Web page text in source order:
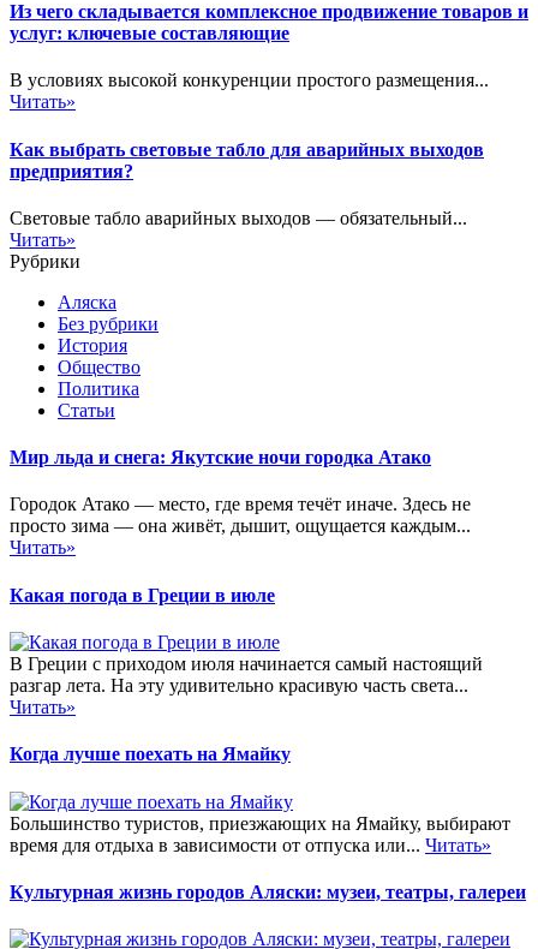
Из чего складывается комплексное продвижение товаров и
услуг: ключевые составляющие
В условиях высокой конкуренции простого размещения...
Читать»
Как выбрать световые табло для аварийных выходов
предприятия?
Световые табло аварийных выходов — обязательный...
Читать»
Рубрики
Аляска
Без рубрики
История
Общество
Политика
Статьи
Мир льда и снега: Якутские ночи городка Атако
Городок Атако — место, где время течёт иначе. Здесь не
просто зима — она живёт, дышит, ощущается каждым...
Читать»
Какая погода в Греции в июле
В Греции с приходом июля начинается самый настоящий
разгар лета. На эту удивительно красивую часть света...
Читать»
Когда лучше поехать на Ямайку
Большинство туристов, приезжающих на Ямайку, выбирают
время для отдыха в зависимости от отпуска или... Читать»
Культурная жизнь городов Аляски: музеи, театры, галереи